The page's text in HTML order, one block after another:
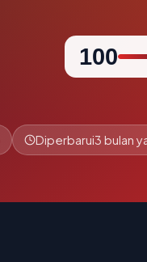
100
Diperbarui3 bulan